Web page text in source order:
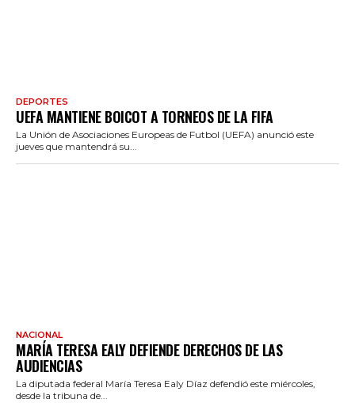
DEPORTES
UEFA MANTIENE BOICOT A TORNEOS DE LA FIFA
La Unión de Asociaciones Europeas de Futbol (UEFA) anunció este
jueves que mantendrá su...
NACIONAL
MARÍA TERESA EALY DEFIENDE DERECHOS DE LAS
AUDIENCIAS
La diputada federal María Teresa Ealy Díaz defendió este miércoles,
desde la tribuna de...